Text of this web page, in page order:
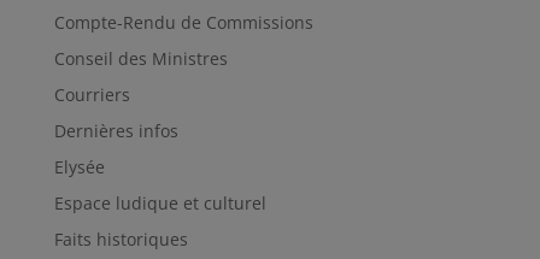
Compte-Rendu de Commissions
Conseil des Ministres
Courriers
Dernières infos
Elysée
Espace ludique et culturel
Faits historiques